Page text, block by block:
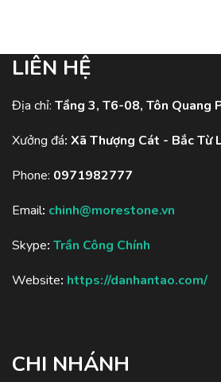
LIÊN HỆ
Địa chỉ: Tầng 3, T6-08, Tôn Quang
Xưởng đá: Xã Thượng Cát - Bắc Từ
Phone: 0971982777
Email: chinh@morestone.vn
Skype: Trần Công Chính
Website: https://danhantao.com/
CHI NHÁNH